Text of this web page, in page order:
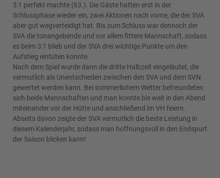
3:1 perfekt machte (63.). Die Gäste hatten erst in der
Schlussphase wieder ein, zwei Aktionen nach vorne, die der SVA
aber gut wegverteidigt hat. Bis zum Schluss war dennoch der
SVA die tonangebende und vor allem fittere Mannschaft, sodass
es beim 3:1 blieb und der SVA drei wichtige Punkte um den
Aufstieg eintüten konnte.
Nach dem Spiel wurde dann die dritte Halbzeit eingeläutet, die
vermutlich als Unentschieden zwischen den SVA und dem SVN
gewertet werden kann. Bei sommerlichem Wetter befreundeten
sich beide Mannschaften und man konnte bis weit in den Abend
miteinander vor der Hütte und anschließend im VH feiern.
Abseits davon zeigte der SVA vermutlich die beste Leistung in
diesem Kalenderjahr, sodass man hoffnungsvoll in den Endspurt
der Saison blicken kann!